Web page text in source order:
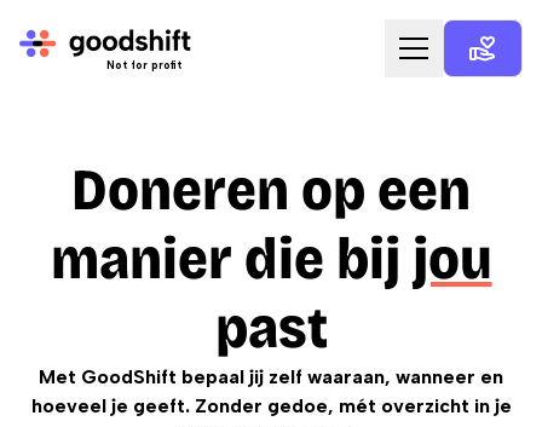
Not for profit
Giftcard
Voor organisaties
Voor goede doelen
Doneren op een
manier die bij jou
past
Met GoodShift bepaal jij zelf waaraan, wanneer en
hoeveel je geeft. Zonder gedoe, mét overzicht in je